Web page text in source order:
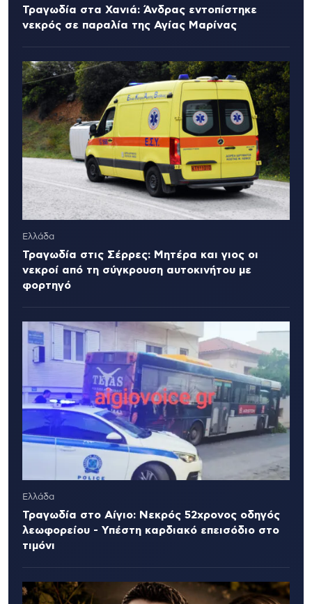
Τραγωδία στα Χανιά: Άνδρας εντοπίστηκε
νεκρός σε παραλία της Αγίας Μαρίνας
Ελλάδα
Τραγωδία στις Σέρρες: Μητέρα και γιος οι
νεκροί από τη σύγκρουση αυτοκινήτου με
φορτηγό
Ελλάδα
Τραγωδία στο Αίγιο: Νεκρός 52χρονος οδηγός
λεωφορείου - Υπέστη καρδιακό επεισόδιο στο
τιμόνι